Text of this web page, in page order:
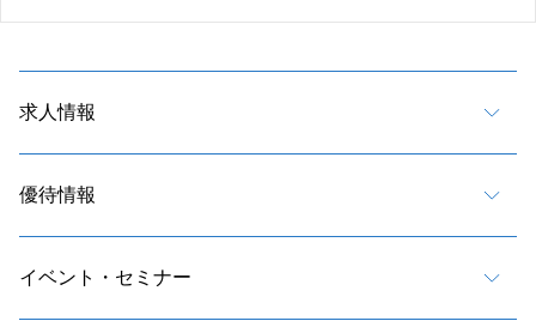
求人情報
優待情報
イベント・セミナー